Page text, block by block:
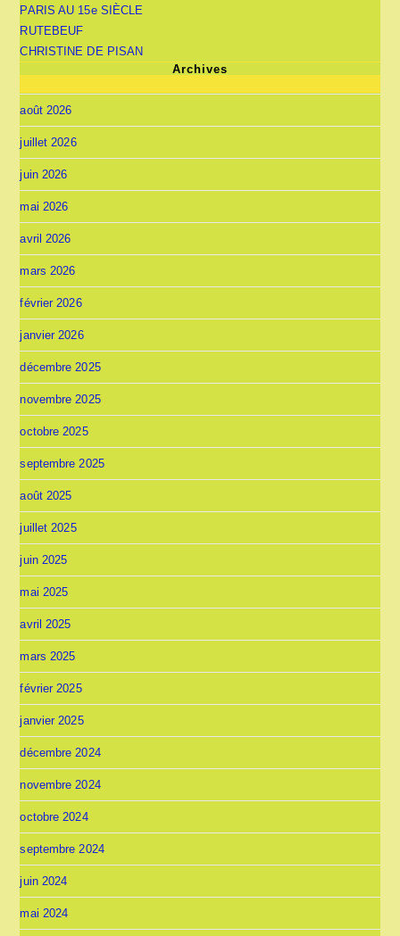
PARIS AU 15e SIÈCLE
RUTEBEUF
CHRISTINE DE PISAN
Archives
août 2026
juillet 2026
juin 2026
mai 2026
avril 2026
mars 2026
février 2026
janvier 2026
décembre 2025
novembre 2025
octobre 2025
septembre 2025
août 2025
juillet 2025
juin 2025
mai 2025
avril 2025
mars 2025
février 2025
janvier 2025
décembre 2024
novembre 2024
octobre 2024
septembre 2024
juin 2024
mai 2024